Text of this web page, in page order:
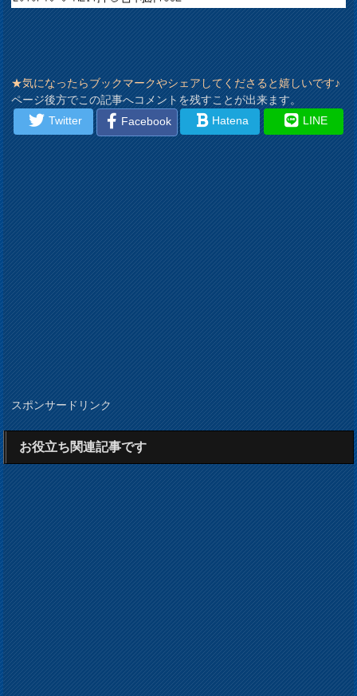
★気になったらブックマークやシェアしてくださると嬉しいです♪
ページ後方でこの記事へコメントを残すことが出来ます。
Twitter
Facebook Hatena LINE
スポンサードリンク
お役立ち関連記事です